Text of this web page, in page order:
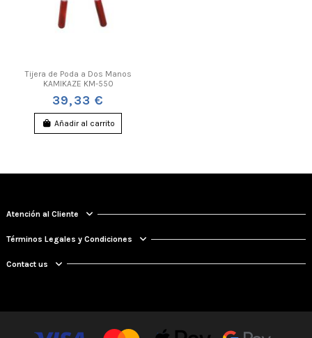
Tijera de Poda a Dos Manos
KAMIKAZE KM-550
39,33 €
Añadir al carrito
Atención al Cliente
Términos Legales y Condiciones
Contact us